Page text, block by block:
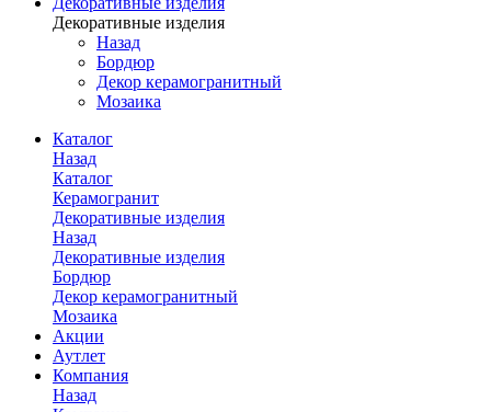
Декоративные изделия
Назад
Бордюр
Декор керамогранитный
Мозаика
Каталог
Назад
Каталог
Керамогранит
Декоративные изделия
Назад
Декоративные изделия
Бордюр
Декор керамогранитный
Мозаика
Акции
Аутлет
Компания
Назад